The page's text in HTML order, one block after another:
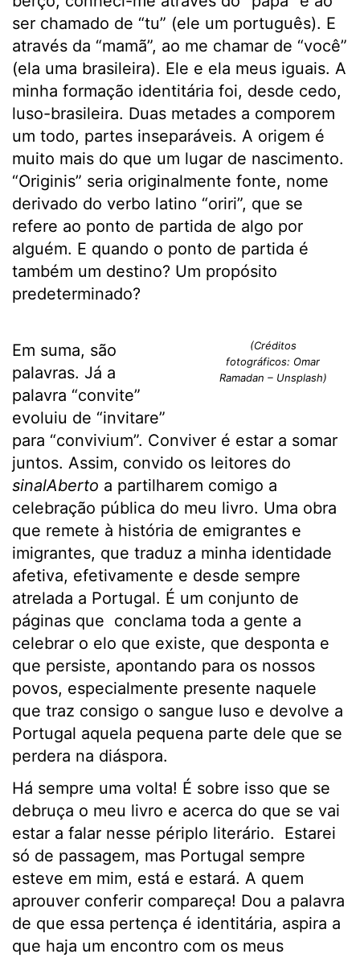
ser chamado de “tu” (ele um português). E
através da “mamã”, ao me chamar de “você”
(ela uma brasileira). Ele e ela meus iguais. A
minha formação identitária foi, desde cedo,
luso-brasileira. Duas metades a comporem
um todo, partes inseparáveis. A origem é
muito mais do que um lugar de nascimento.
“Originis” seria originalmente fonte, nome
derivado do verbo latino “oriri”, que se
refere ao ponto de partida de algo por
alguém. E quando o ponto de partida é
também um destino? Um propósito
predeterminado?
(Créditos
fotográficos: Omar
Ramadan – Unsplash)
Em suma, são
palavras. Já a
palavra “convite”
evoluiu de “invitare”
para “convivium”. Conviver é estar a somar
juntos. Assim, convido os leitores do
sinalAberto a partilharem comigo a
celebração pública do meu livro. Uma obra
que remete à história de emigrantes e
imigrantes, que traduz a minha identidade
afetiva, efetivamente e desde sempre
atrelada a Portugal. É um conjunto de
páginas que conclama toda a gente a
celebrar o elo que existe, que desponta e
que persiste, apontando para os nossos
povos, especialmente presente naquele
que traz consigo o sangue luso e devolve a
Portugal aquela pequena parte dele que se
perdera na diáspora.
Há sempre uma volta! É sobre isso que se
debruça o meu livro e acerca do que se vai
estar a falar nesse périplo literário. Estarei
só de passagem, mas Portugal sempre
esteve em mim, está e estará. A quem
aprouver conferir compareça! Dou a palavra
de que essa pertença é identitária, aspira a
que haja um encontro com os meus